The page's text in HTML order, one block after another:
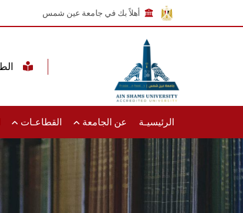
أهلاً بك في جامعة عين شمس
الرئيسيـة عن الجامعة القطاعـات